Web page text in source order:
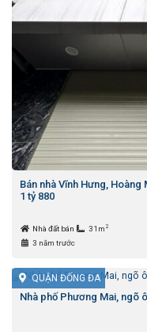
Bán nhà Vĩnh Hưng, Hoàng
1 tỷ 880
Nhà đất bán 31m 2
3 năm trước
QUẬN ĐỐNG ĐA
Nhà phố Phương Mai, ngõ